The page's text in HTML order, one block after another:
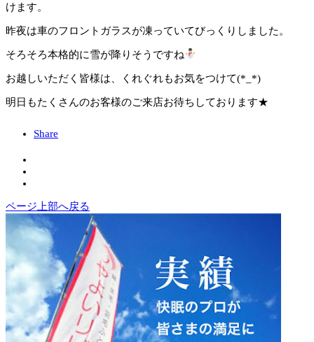
けます。
昨夜は車のフロントガラスが凍っていてびっくりしました。
そろそろ本格的に雪が降りそうですね
お越しいただく皆様は、くれぐれもお気をつけて(*_*)
明日もたくさんのお客様のご来店お待ちしております★
Share
ページ上部へ戻る